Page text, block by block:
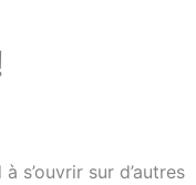
s’ouvrir sur d’autres